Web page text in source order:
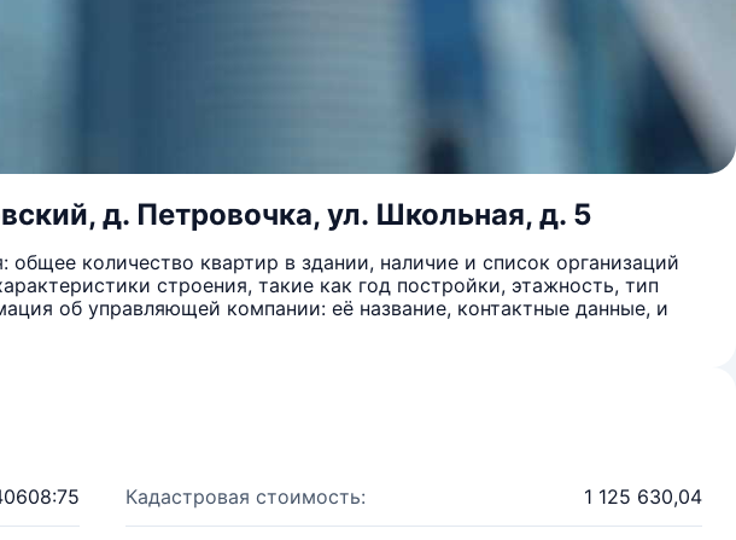
д. Петровочка, ул. Школьная, д. 5
количество квартир в здании, наличие и список организаций
строения, такие как год постройки, этажность, тип
об управляющей компании: её название, контактные данные, и
Кадастровая стоимость: 1 125 630,04